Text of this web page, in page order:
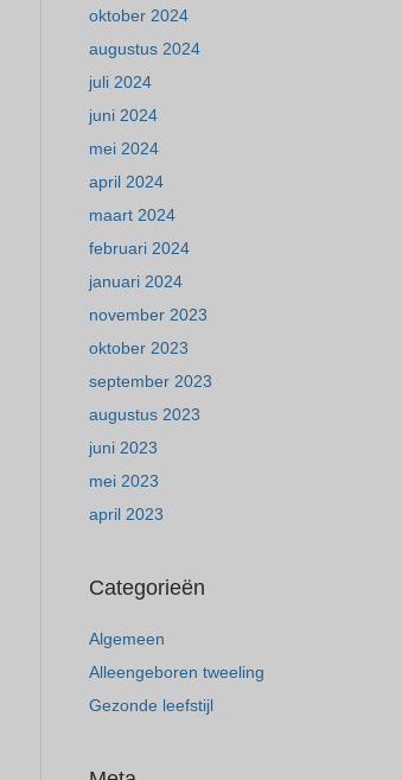
oktober 2024
augustus 2024
juli 2024
juni 2024
mei 2024
april 2024
maart 2024
februari 2024
januari 2024
november 2023
oktober 2023
september 2023
augustus 2023
juni 2023
mei 2023
april 2023
Categorieën
Algemeen
Alleengeboren tweeling
Gezonde leefstijl